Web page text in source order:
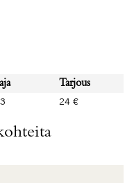
Tarjous
24 €